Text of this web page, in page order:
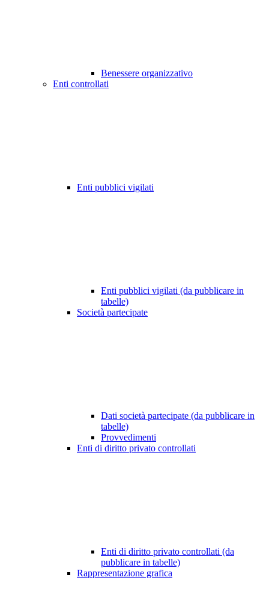
Benessere organizzativo
Enti controllati
Enti pubblici vigilati
Enti pubblici vigilati (da pubblicare in
tabelle)
Società partecipate
Dati società partecipate (da pubblicare in
tabelle)
Provvedimenti
Enti di diritto privato controllati
Enti di diritto privato controllati (da
pubblicare in tabelle)
Rappresentazione grafica